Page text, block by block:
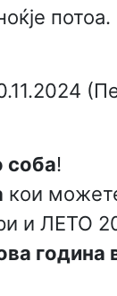
соба!
кои
и ЛЕТО
година